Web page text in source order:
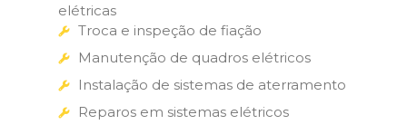
elétricas
Troca e inspeção de fiação
Manutenção de quadros elétricos
Instalação de sistemas de aterramento
Reparos em sistemas elétricos